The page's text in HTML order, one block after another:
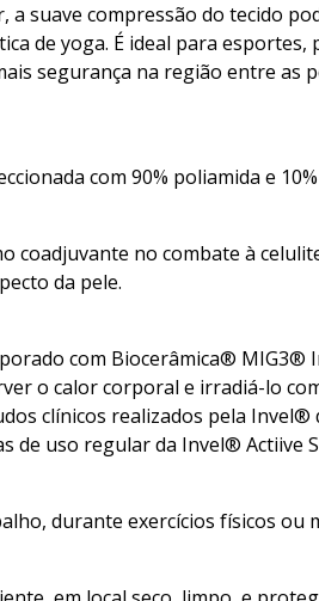
suave compressão do tecido
de yoga. É ideal para
segurança na região entre as
com 90% poliamida e
coadjuvante no combate à
da pele.
com Biocerâmica® MIG3®
o calor corporal e irradiá-lo
clínicos realizados pela
de uso regular da Invel® Actiive
durante exercícios físicos ou